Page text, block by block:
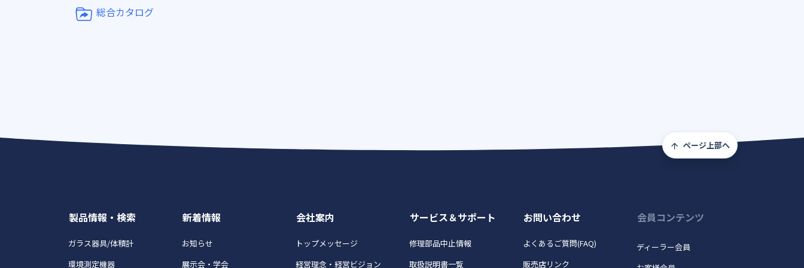
総合カタログ
ページ上部へ
製品情報・検索
ガラス器具/体積計
環境測定機器
新着情報
お知らせ
展示会・学会
会社案内
トップメッセージ
経営理念・経営ビジョン
サービス＆サポート
修理部品中止情報
取扱説明書一覧
お問い合わせ
よくあるご質問(FAQ)
販売店リンク
会員コンテンツ
ディーラー会員